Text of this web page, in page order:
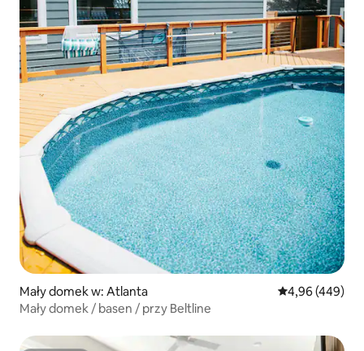
Mały domek w: Atlanta Średnia
4,96 (449)
Mały domek / basen / przy Beltline